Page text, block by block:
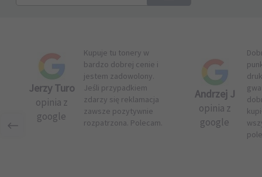
Jerzy Turo
opinia z
google
Kupuje tu tonery w
bardzo dobrej cenie i
jestem zadowolony.
Jeśli przypadkiem
zdarzy się reklamacja
zawsze pozytywnie
rozpatrzona. Polecam.
Andrzej J
opinia z
google